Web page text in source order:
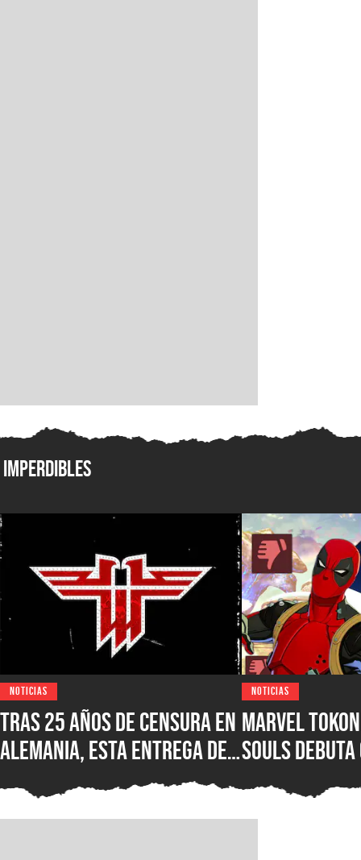
Imperdibles
NOTICIAS
Tras 25 años de censura en
Alemania, esta entrega de
Wolfenstein por fin está
disponible en su versión
NOTICIAS
Marvel
Souls debuta
reseñas
Steam,